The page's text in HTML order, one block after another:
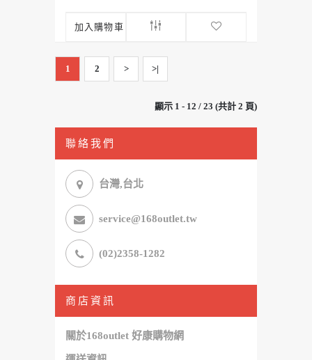
加入購物車
1 2 > >|
顯示 1 - 12 / 23 (共計 2 頁)
聯絡我們
台灣,台北
service@168outlet.tw
(02)2358-1282
商店資訊
關於168outlet 好康購物網